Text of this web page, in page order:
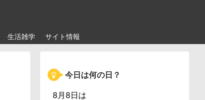
生活雑学 サイト情報
今日は何の日？
8月8日は